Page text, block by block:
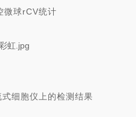
微球rCV统计
细胞仪上的检测结果